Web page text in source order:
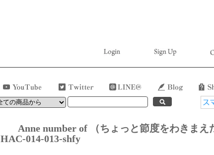
Anne number of （ちょっと節度をわきまえ
HAC-014-013-shfy